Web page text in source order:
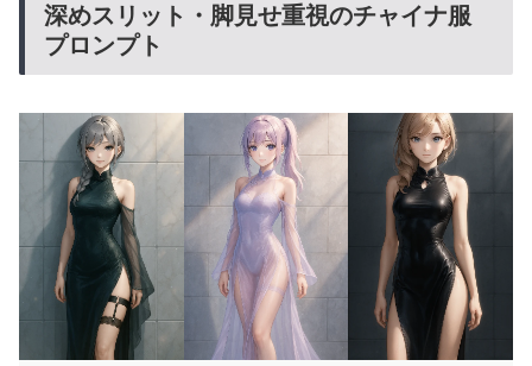
深めスリット・脚見せ重視のチャイナ服
プロンプト